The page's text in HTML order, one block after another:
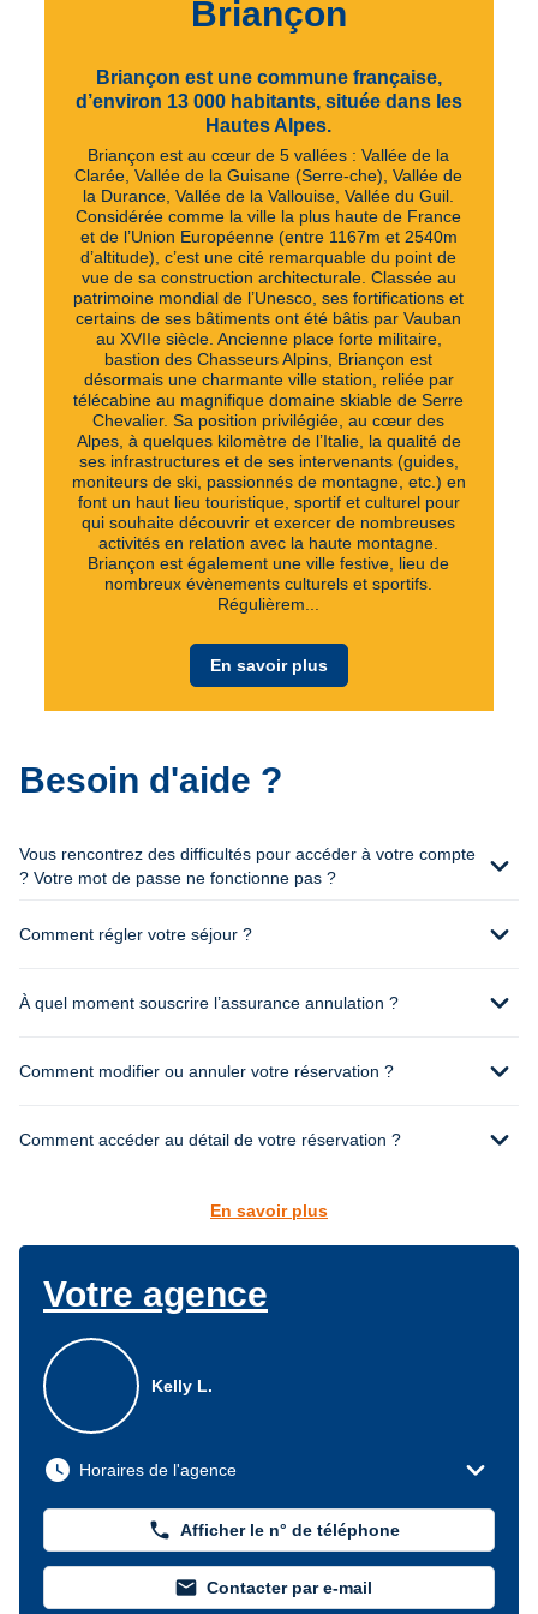
Briançon
Briançon est une commune française,
d’environ 13 000 habitants, située dans les
Hautes Alpes.
Briançon est au cœur de 5 vallées : Vallée de la
Clarée, Vallée de la Guisane (Serre-che), Vallée de
la Durance, Vallée de la Vallouise, Vallée du Guil.
Considérée comme la ville la plus haute de France
et de l’Union Européenne (entre 1167m et 2540m
d’altitude), c’est une cité remarquable du point de
vue de sa construction architecturale. Classée au
patrimoine mondial de l’Unesco, ses fortifications et
certains de ses bâtiments ont été bâtis par Vauban
au XVIIe siècle. Ancienne place forte militaire,
bastion des Chasseurs Alpins, Briançon est
désormais une charmante ville station, reliée par
télécabine au magnifique domaine skiable de Serre
Chevalier. Sa position privilégiée, au cœur des
Alpes, à quelques kilomètre de l’Italie, la qualité de
ses infrastructures et de ses intervenants (guides,
moniteurs de ski, passionnés de montagne, etc.) en
font un haut lieu touristique, sportif et culturel pour
qui souhaite découvrir et exercer de nombreuses
activités en relation avec la haute montagne.
Briançon est également une ville festive, lieu de
nombreux évènements culturels et sportifs.
Régulièrem...
En savoir plus
Besoin d'aide ?
Vous rencontrez des difficultés pour accéder à votre compte
? Votre mot de passe ne fonctionne pas ?
expand_more
Comment régler votre séjour ? expand_more
À quel moment souscrire l’assurance annulation ? expand_more
Comment modifier ou annuler votre réservation ? expand_more
Comment accéder au détail de votre réservation ? expand_more
En savoir plus
Votre agence
Kelly L.
watch_later Horaires de l'agence expand_more
phone Afficher le n° de téléphone
mail Contacter par e-mail